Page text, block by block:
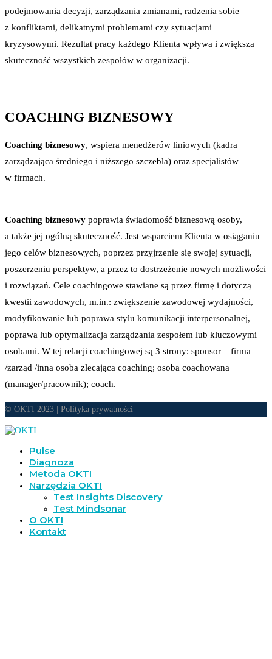
podejmowania decyzji, zarządzania zmianami, radzenia sobie
z konfliktami, delikatnymi problemami czy sytuacjami
kryzysowymi. Rezultat pracy każdego Klienta wpływa i zwiększa
skuteczność wszystkich zespołów w organizacji.
COACHING BIZNESOWY
Coaching biznesowy, wspiera menedżerów liniowych (kadra
zarządzająca średniego i niższego szczebla) oraz specjalistów
w firmach.
Coaching biznesowy poprawia świadomość biznesową osoby,
a także jej ogólną skuteczność. Jest wsparciem Klienta w osiąganiu
jego celów biznesowych, poprzez przyjrzenie się swojej sytuacji,
poszerzeniu perspektyw, a przez to dostrzeżenie nowych możliwości
i rozwiązań. Cele coachingowe stawiane są przez firmę i dotyczą
kwestii zawodowych, m.in.: zwiększenie zawodowej wydajności,
modyfikowanie lub poprawa stylu komunikacji interpersonalnej,
poprawa lub optymalizacja zarządzania zespołem lub kluczowymi
osobami. W tej relacji coachingowej są 3 strony: sponsor – firma
/zarząd /inna osoba zlecająca coaching; osoba coachowana
(manager/pracownik); coach.
© OKTI 2023 | Polityka prywatności
Pulse
Diagnoza
Metoda OKTI
Narzędzia OKTI
Test Insights Discovery
Test Mindsonar
O OKTI
Kontakt